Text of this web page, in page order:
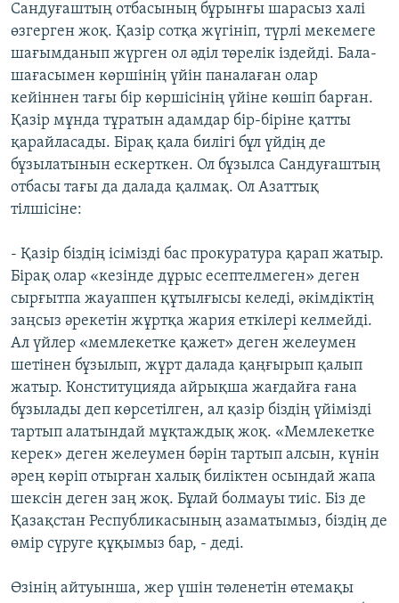
Сандуғаштың отбасының бұрынғы шарасыз халі
өзгерген жоқ. Қазір сотқа жүгініп, түрлі мекемеге
шағымданып жүрген ол әділ төрелік іздейді. Бала-
шағасымен көршінің үйін паналаған олар
кейіннен тағы бір көршісінің үйіне көшіп барған.
Қазір мұнда тұратын адамдар бір-біріне қатты
қарайласады. Бірақ қала билігі бұл үйдің де
бұзылатынын ескерткен. Ол бұзылса Сандуғаштың
отбасы тағы да далада қалмақ. Ол Азаттық
тілшісіне:
- Қазір біздің ісімізді бас прокуратура қарап жатыр.
Бірақ олар «кезінде дұрыс есептелмеген» деген
сырғытпа жауаппен құтылғысы келеді, әкімдіктің
заңсыз әрекетін жұртқа жария еткілері келмейді.
Ал үйлер «мемлекетке қажет» деген желеумен
шетінен бұзылып, жұрт далада қаңғырып қалып
жатыр. Конституцияда айрықша жағдайға ғана
бұзылады деп көрсетілген, ал қазір біздің үйімізді
тартып алатындай мұқтаждық жоқ. «Мемлекетке
керек» деген желеумен бәрін тартып алсын, күнін
әрең көріп отырған халық биліктен осындай жапа
шексін деген заң жоқ. Бұлай болмауы тиіс. Біз де
Қазақстан Республикасының азаматымыз, біздің де
өмір сүруге құқымыз бар, - деді.
Өзінің айтуынша, жер үшін төленетін өтемақы